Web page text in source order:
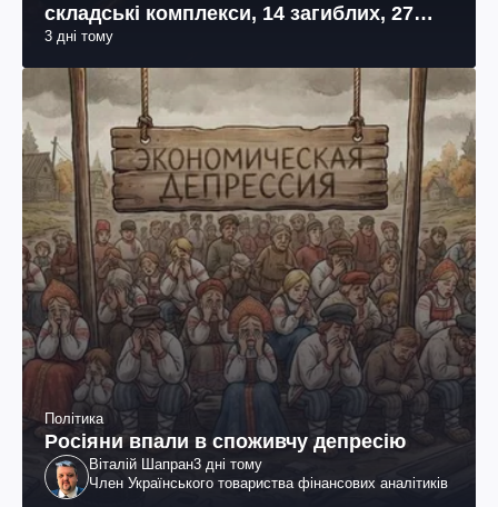
складські комплекси, 14 загиблих, 27
поранених (фото, відео)
3 дні тому
Політика
Росіяни впали в споживчу депресію
Віталій Шапран3 дні тому
Член Українського товариства фінансових аналітиків